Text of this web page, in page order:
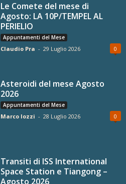
Le Comete del mese di
Agosto: LA 10P/TEMPEL AL
PERIELIO
Appuntamenti del Mese
Claudio Pra - 29 Luglio 2026 0
Asteroidi del mese Agosto
2026
Appuntamenti del Mese
Marco Iozzi - 28 Luglio 2026 0
Transiti di ISS International
Space Station e Tiangong –
Agosto 2026